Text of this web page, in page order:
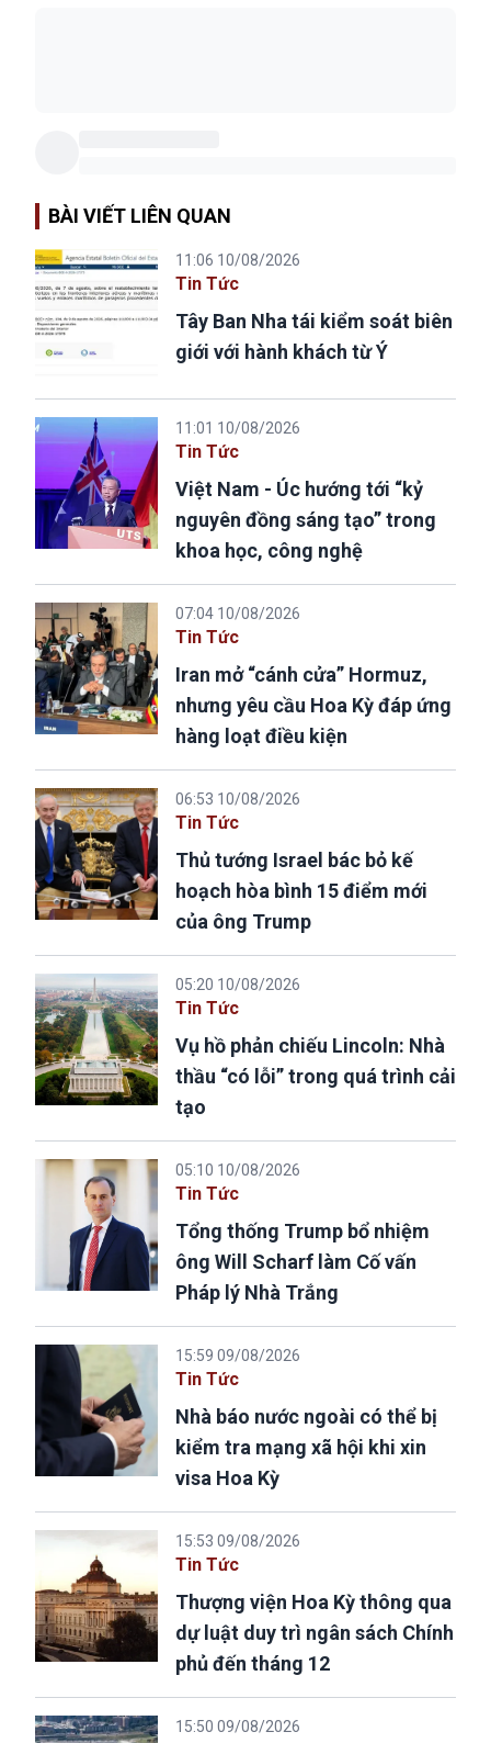
BÀI VIẾT LIÊN QUAN
11:06 10/08/2026
Tin Tức
Tây Ban Nha tái kiểm soát biên
giới với hành khách từ Ý
11:01 10/08/2026
Tin Tức
Việt Nam - Úc hướng tới “kỷ
nguyên đồng sáng tạo” trong
khoa học, công nghệ
07:04 10/08/2026
Tin Tức
Iran mở “cánh cửa” Hormuz,
nhưng yêu cầu Hoa Kỳ đáp ứng
hàng loạt điều kiện
06:53 10/08/2026
Tin Tức
Thủ tướng Israel bác bỏ kế
hoạch hòa bình 15 điểm mới
của ông Trump
05:20 10/08/2026
Tin Tức
Vụ hồ phản chiếu Lincoln: Nhà
thầu “có lỗi” trong quá trình cải
tạo
05:10 10/08/2026
Tin Tức
Tổng thống Trump bổ nhiệm
ông Will Scharf làm Cố vấn
Pháp lý Nhà Trắng
15:59 09/08/2026
Tin Tức
Nhà báo nước ngoài có thể bị
kiểm tra mạng xã hội khi xin
visa Hoa Kỳ
15:53 09/08/2026
Tin Tức
Thượng viện Hoa Kỳ thông qua
dự luật duy trì ngân sách Chính
phủ đến tháng 12
15:50 09/08/2026